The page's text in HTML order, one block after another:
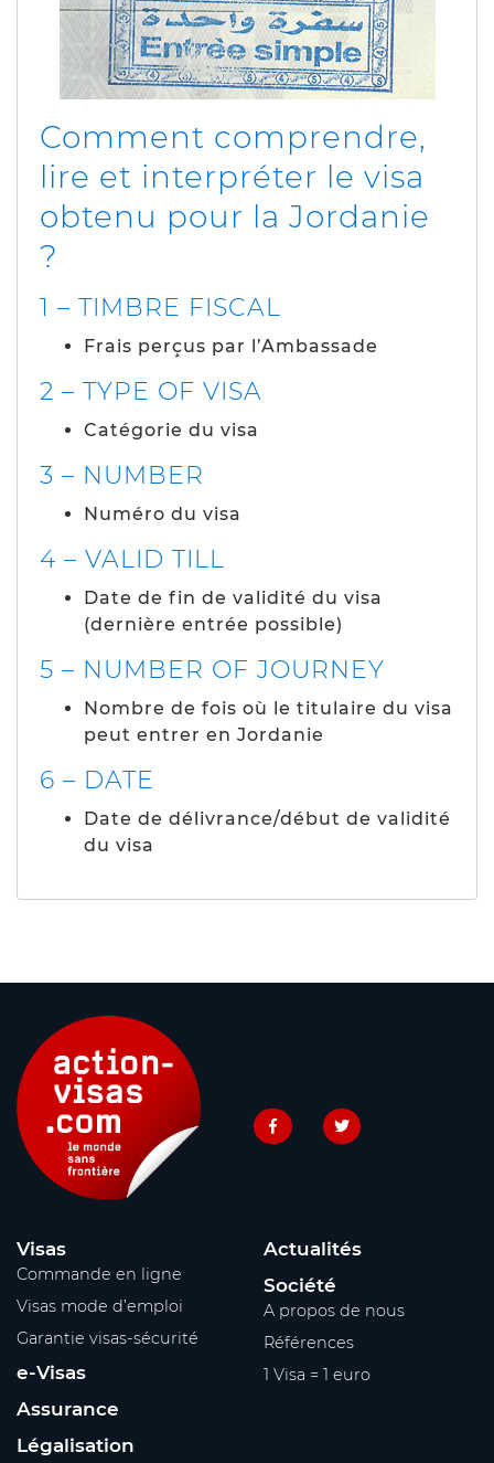
Comment comprendre,
lire et interpréter le visa
obtenu pour la Jordanie
?
1 – TIMBRE FISCAL
Frais perçus par l’Ambassade
2 – TYPE OF VISA
Catégorie du visa
3 – NUMBER
Numéro du visa
4 – VALID TILL
Date de fin de validité du visa
(dernière entrée possible)
5 – NUMBER OF JOURNEY
Nombre de fois où le titulaire du visa
peut entrer en Jordanie
6 – DATE
Date de délivrance/début de validité
du visa
Visas
Commande en ligne
Visas mode d’emploi
Garantie visas-sécurité
e-Visas
Assurance
Légalisation
Actualités
Société
A propos de nous
Références
1 Visa = 1 euro